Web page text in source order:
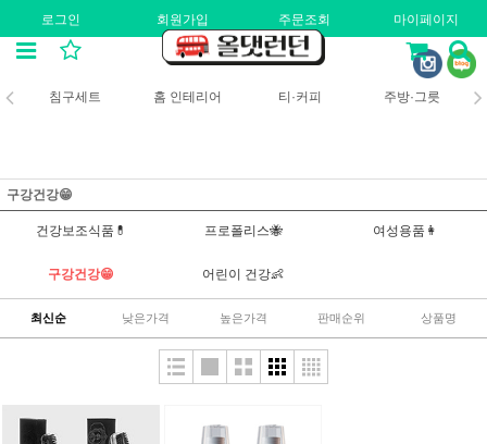
로그인 회원가입 주문조회 마이페이지
침구세트 홈 인테리어 티·커피 주방·그릇
구강건강😁
건강보조식품💊 프로폴리스🐝 여성용품👩
구강건강😁 어린이 건강👶
최신순 낮은가격 높은가격 판매순위 상품명